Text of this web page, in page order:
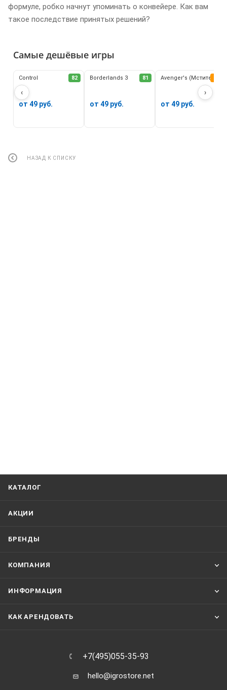
формуле, робко начнут упоминать о конвейере. Как вам
такое последствие принятых решений?
Самые дешёвые игры
‹ ›
82
Control
от 49 руб.
81
Borderlands 3
от 49 руб.
Avenger's (Мстители)
от 49 руб.
НАЗАД К СПИСКУ
КАТАЛОГ
АКЦИИ
БРЕНДЫ
КОМПАНИЯ
ИНФОРМАЦИЯ
КАК АРЕНДОВАТЬ
+7(495)055-35-93
hello@igrostore.net